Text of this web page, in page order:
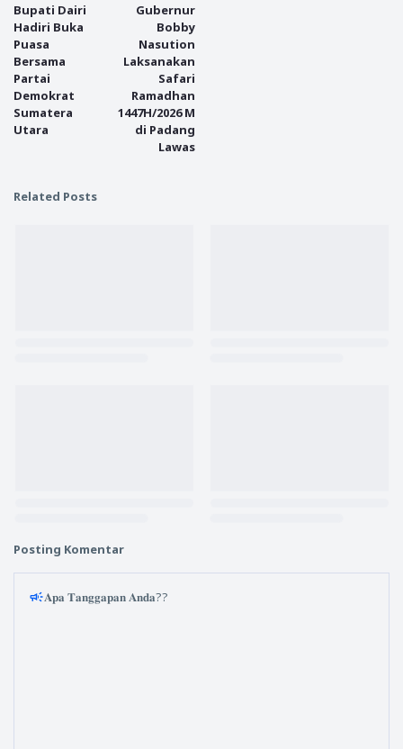
Bupati Dairi
Hadiri Buka
Puasa
Bersama
Partai
Demokrat
Sumatera
Utara
Gubernur
Bobby
Nasution
Laksanakan
Safari
Ramadhan
1447H/2026 M
di Padang
Lawas
Related Posts
Posting Komentar
𝐀𝐩𝐚 𝐓𝐚𝐧𝐠𝐠𝐚𝐩𝐚𝐧 𝐀𝐧𝐝𝐚??